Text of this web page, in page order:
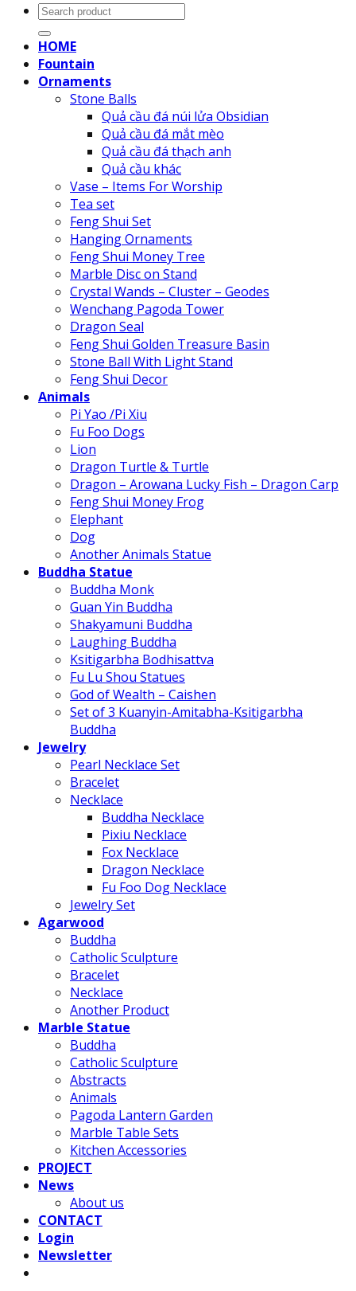
Search
for:
HOME
Fountain
Ornaments
Stone Balls
Quả cầu đá núi lửa Obsidian
Quả cầu đá mắt mèo
Quả cầu đá thạch anh
Quả cầu khác
Vase – Items For Worship
Tea set
Feng Shui Set
Hanging Ornaments
Feng Shui Money Tree
Marble Disc on Stand
Crystal Wands – Cluster – Geodes
Wenchang Pagoda Tower
Dragon Seal
Feng Shui Golden Treasure Basin
Stone Ball With Light Stand
Feng Shui Decor
Animals
Pi Yao /Pi Xiu
Fu Foo Dogs
Lion
Dragon Turtle & Turtle
Dragon – Arowana Lucky Fish – Dragon Carp
Feng Shui Money Frog
Elephant
Dog
Another Animals Statue
Buddha Statue
Buddha Monk
Guan Yin Buddha
Shakyamuni Buddha
Laughing Buddha
Ksitigarbha Bodhisattva
Fu Lu Shou Statues
God of Wealth – Caishen
Set of 3 Kuanyin-Amitabha-Ksitigarbha
Buddha
Jewelry
Pearl Necklace Set
Bracelet
Necklace
Buddha Necklace
Pixiu Necklace
Fox Necklace
Dragon Necklace
Fu Foo Dog Necklace
Jewelry Set
Agarwood
Buddha
Catholic Sculpture
Bracelet
Necklace
Another Product
Marble Statue
Buddha
Catholic Sculpture
Abstracts
Animals
Pagoda Lantern Garden
Marble Table Sets
Kitchen Accessories
PROJECT
News
About us
CONTACT
Login
Newsletter